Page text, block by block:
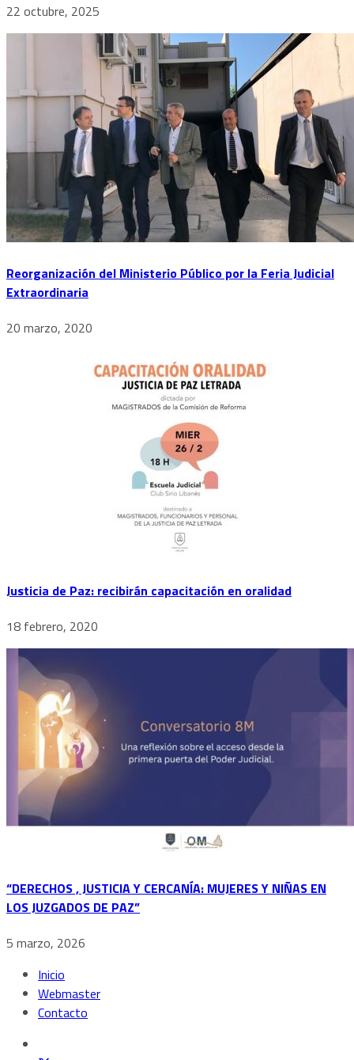
22 octubre, 2025
Reorganización del Ministerio Público por la Feria Judicial
Extraordinaria
20 marzo, 2020
Justicia de Paz: recibirán capacitación en oralidad
18 febrero, 2020
“DERECHOS , JUSTICIA Y CERCANÍA: MUJERES Y NIÑAS EN
LOS JUZGADOS DE PAZ”
5 marzo, 2026
Inicio
Webmaster
Contacto